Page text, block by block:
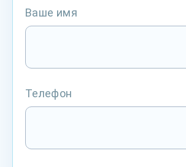
Ваше имя
Телефон